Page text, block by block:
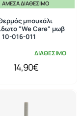
ΆΜΕΣΑ ΔΙΑΘΈΣΙΜΟ
ΔΙΑΘΕΣΙΜΟ
μπουκάλι
"We Care" μωβ
016-011
14,90€